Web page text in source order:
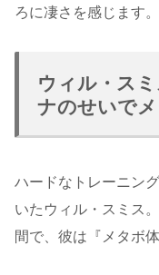
ろに凄さを感じます。
ウィル・ス
ナのせいでメ
ハードなトレーニン
いたウィル・スミス
間で、彼は『メタボ